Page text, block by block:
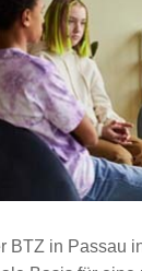
BTZ in Passau